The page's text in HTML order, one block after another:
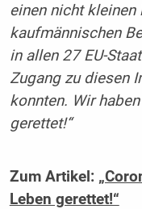
einen nicht
kaufmännischen
in allen 27 EU-
Zugang zu diesen
konnten. Wir
gerettet!“
Zum Artikel:
Leben gerettet!“